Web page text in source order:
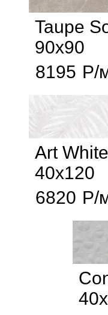
Taupe
90x90
8195 Р/
Art White
40x120
6820 Р/